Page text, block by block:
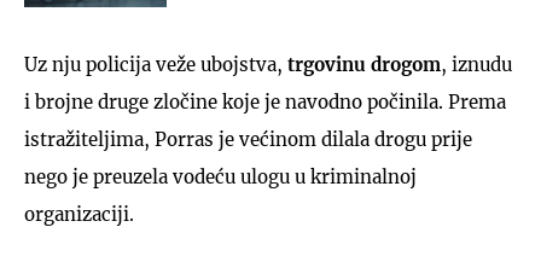
Uz nju policija veže ubojstva, trgovinu drogom, iznudu
i brojne druge zločine koje je navodno počinila. Prema
istražiteljima, Porras je većinom dilala drogu prije
nego je preuzela vodeću ulogu u kriminalnoj
organizaciji.